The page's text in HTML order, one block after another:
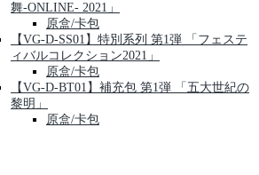
舞-ONLINE- 2021」
原盒/卡包
【VG-D-SS01】特別系列 第1弾 「フェステ
ィバルコレクション2021」
原盒/卡包
【VG-D-BT01】補充包 第1弾 「五大世紀の
黎明」
原盒/卡包